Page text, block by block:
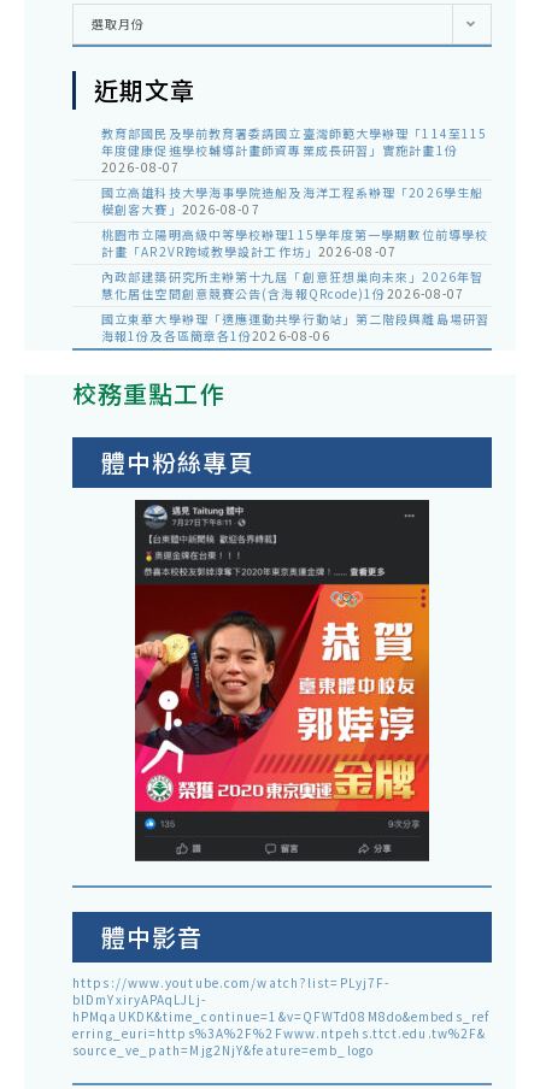
彙
選取月份
近期文章
教育部國民及學前教育署委請國立臺灣師範大學辦理「114至115
年度健康促進學校輔導計畫師資專業成長研習」實施計畫1份
2026-08-07
國立高雄科技大學海事學院造船及海洋工程系辦理「2026學生船
模創客大賽」 2026-08-07
桃園市立陽明高級中等學校辦理115學年度第一學期數位前導學校
計畫「AR2VR跨域教學設計工作坊」 2026-08-07
內政部建築研究所主辦第十九屆「創意狂想巢向未來」2026年智
慧化居住空間創意競賽公告(含海報QRcode)1份2026-08-07
國立東華大學辦理「適應運動共學行動站」第二階段與離島場研習
海報1份及各區簡章各1份2026-08-06
校務重點工作
體中粉絲專頁
體中影音
https://www.youtube.com/watch?list=PLyj7F-
blDmYxiryAPAqLJLj-
hPMqaUKDK&time_continue=1&v=QFWTd08M8do&embeds_ref
erring_euri=https%3A%2F%2Fwww.ntpehs.ttct.edu.tw%2F&
source_ve_path=Mjg2NjY&feature=emb_logo